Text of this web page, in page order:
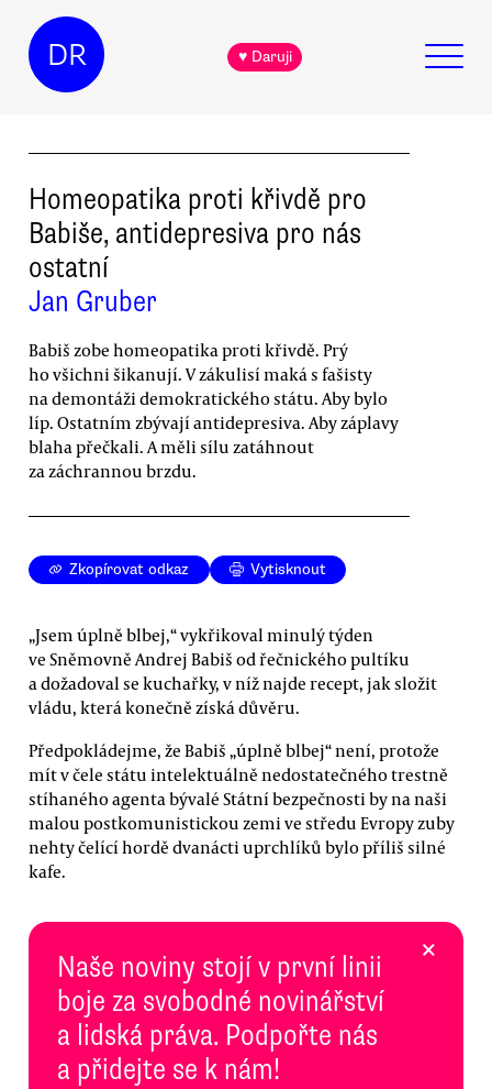
DR ♥ Daruji
Homeopatika proti křivdě pro
Babiše, antidepresiva pro nás
ostatní
Jan Gruber
Babiš zobe homeopatika proti křivdě. Prý
ho všichni šikanují. V zákulisí maká s fašisty
na demontáži demokratického státu. Aby bylo
líp. Ostatním zbývají antidepresiva. Aby záplavy
blaha přečkali. A měli sílu zatáhnout
za záchrannou brzdu.
Zkopírovat odkaz Vytisknout
„Jsem úplně blbej,“ vykřikoval minulý týden
ve Sněmovně Andrej Babiš od řečnického pultíku
a dožadoval se kuchařky, v níž najde recept, jak složit
vládu, která konečně získá důvěru.
Předpokládejme, že Babiš „úplně blbej“ není, protože
mít v čele státu intelektuálně nedostatečného trestně
stíhaného agenta bývalé Státní bezpečnosti by na naši
malou postkomunistickou zemi ve středu Evropy zuby
nehty čelící hordě dvanácti uprchlíků bylo příliš silné
kafe.
Naše noviny stojí v první linii
boje za svobodné novinářství
a lidská práva. Podpořte nás
a přidejte se k nám!
×